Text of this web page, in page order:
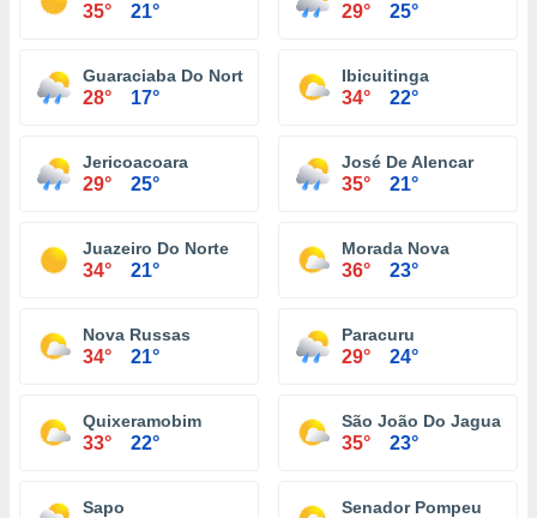
35° 21° 29° 25°
Guaraciaba Do Norte
28° 17°
Ibicuitinga
34° 22°
Jericoacoara
29° 25°
José De Alencar
35° 21°
Juazeiro Do Norte
34° 21°
Morada Nova
36° 23°
Nova Russas
34° 21°
Paracuru
29° 24°
Quixeramobim
33° 22°
São João Do Jaguaribe
35° 23°
Sapo Senador Pompeu